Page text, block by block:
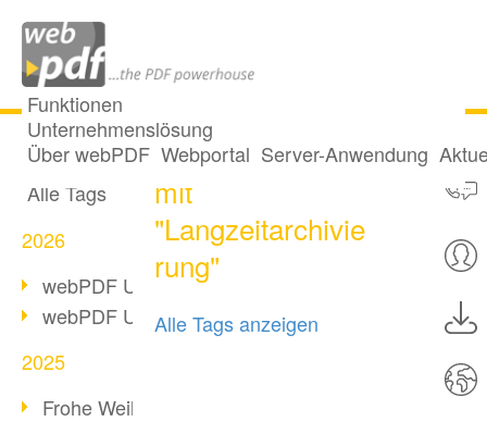
Funktionen
Unternehmenslösung
Über webPDF Webportal Server-Anwendung
Alle Beiträge
Alle Tags
2026
webPDF Update 10.0.5
webPDF Update 10.0.4
2025
Frohe Weihnachten & Auszeit
21 Posts getaggt
mit
"Langzeitarchivie
rung"
Alle Tags anzeigen